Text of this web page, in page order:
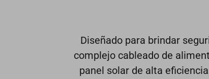
Diseñado para brindar
complejo cableado de
panel solar de alta